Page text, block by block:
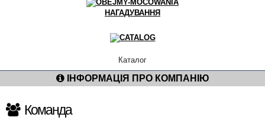
НАГАДУВАННЯ
Каталог
ІНФОРМАЦІЯ ПРО КОМПАНІЮ
Команда